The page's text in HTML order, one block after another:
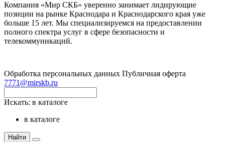
Компания «Мир СКБ» уверенно занимает лидирующие
позиции на рынке Краснодара и Краснодарского края уже
больше 15 лет. Мы специализируемся на предоставлении
полного спектра услуг в сфере безопасности и
телекоммуникаций.
Обработка персональных данных Публичная оферта
7771@mirskb.ru
Искать: в каталоге
в каталоге
Найти